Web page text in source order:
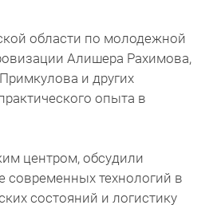
области по молодежной
Алишера Рахимова,
и других
опыта в
центром, обсудили
современных технологий в
состояний и логистику